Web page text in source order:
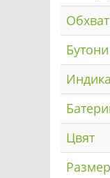
Обхват
Бутони
Цвят